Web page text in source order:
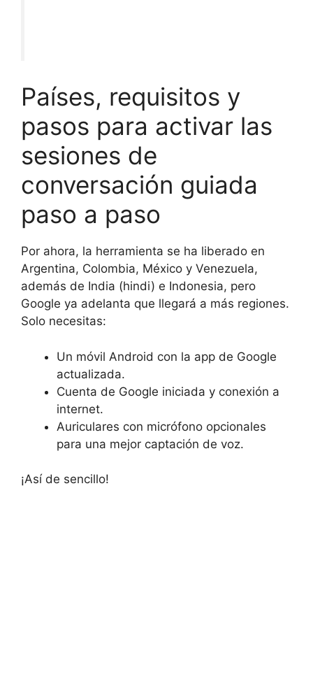
Países, requisitos y
pasos para activar las
sesiones de
conversación guiada
paso a paso
Por ahora, la herramienta se ha liberado en
Argentina, Colombia, México y Venezuela,
además de India (hindi) e Indonesia, pero
Google ya adelanta que llegará a más regiones.
Solo necesitas:
Un móvil Android con la app de Google
actualizada.
Cuenta de Google iniciada y conexión a
internet.
Auriculares con micrófono opcionales
para una mejor captación de voz.
¡Así de sencillo!